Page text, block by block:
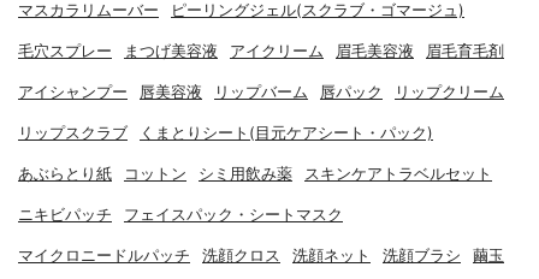
マスカラリムーバー ピーリングジェル(スクラブ・ゴマージュ)
毛穴スプレー まつげ美容液 アイクリーム 眉毛美容液 眉毛育毛剤
アイシャンプー 唇美容液 リップバーム 唇パック リップクリーム
リップスクラブ くまとりシート(目元ケアシート・パック)
あぶらとり紙 コットン シミ用飲み薬 スキンケアトラベルセット
ニキビパッチ フェイスパック・シートマスク
マイクロニードルパッチ 洗顔クロス 洗顔ネット 洗顔ブラシ 繭玉